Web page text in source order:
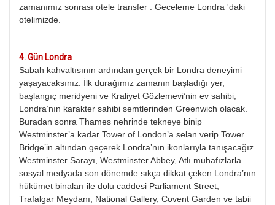
zamanımız sonrası otele transfer . Geceleme Londra 'daki
otelimizde.
4.⁠⁠⁠Gün Londra
Sabah kahvaltısının ardından gerçek bir Londra deneyimi
yaşayacaksınız. İlk durağımız zamanın başladığı yer,
başlangıç meridyeni ve Kraliyet Gözlemevi’nin ev sahibi,
Londra’nın karakter sahibi semtlerinden Greenwich olacak.
Buradan sonra Thames nehrinde tekneye binip
Westminster’a kadar Tower of London’a selan verip Tower
Bridge’in altından geçerek Londra’nın ikonlarıyla tanışacağız.
Westminster Sarayı, Westminster Abbey, Atlı muhafızlarla
sosyal medyada son dönemde sıkça dikkat çeken Londra’nın
hükümet binaları ile dolu caddesi Parliament Street,
Trafalgar Meydanı, National Gallery, Covent Garden ve tabii